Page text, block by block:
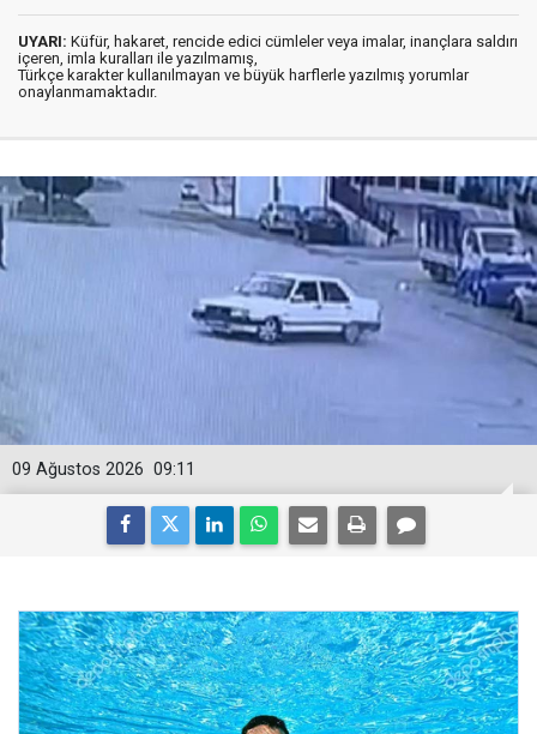
UYARI: Küfür, hakaret, rencide edici cümleler veya imalar, inançlara saldırı
içeren, imla kuralları ile yazılmamış,
Türkçe karakter kullanılmayan ve büyük harflerle yazılmış yorumlar
onaylanmamaktadır.
09:11
09 Ağustos 2026